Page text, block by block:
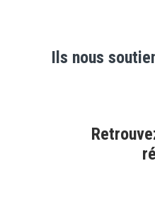
Ils nous